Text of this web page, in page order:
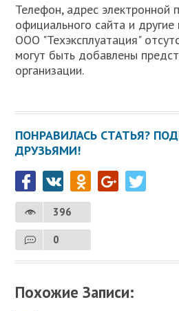
Телефон, адрес электронной
официального сайта и
ООО "Техэксплуатация"
могут быть добавлены
организации.
ПОНРАВИЛАСЬ СТАТЬЯ?
ДРУЗЬЯМИ!
396
0
Похожие Записи: